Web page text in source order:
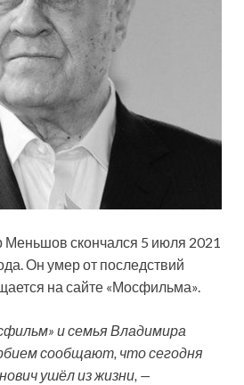
скончался 5 июля 2021
Он умер от последствий
на сайте «Мосфильма».
и семья Владимира
сообщают, что сегодня
ушёл изжизни, —